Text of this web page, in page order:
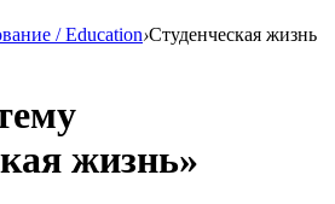
/ Education›Студенческая жизнь
жизнь»